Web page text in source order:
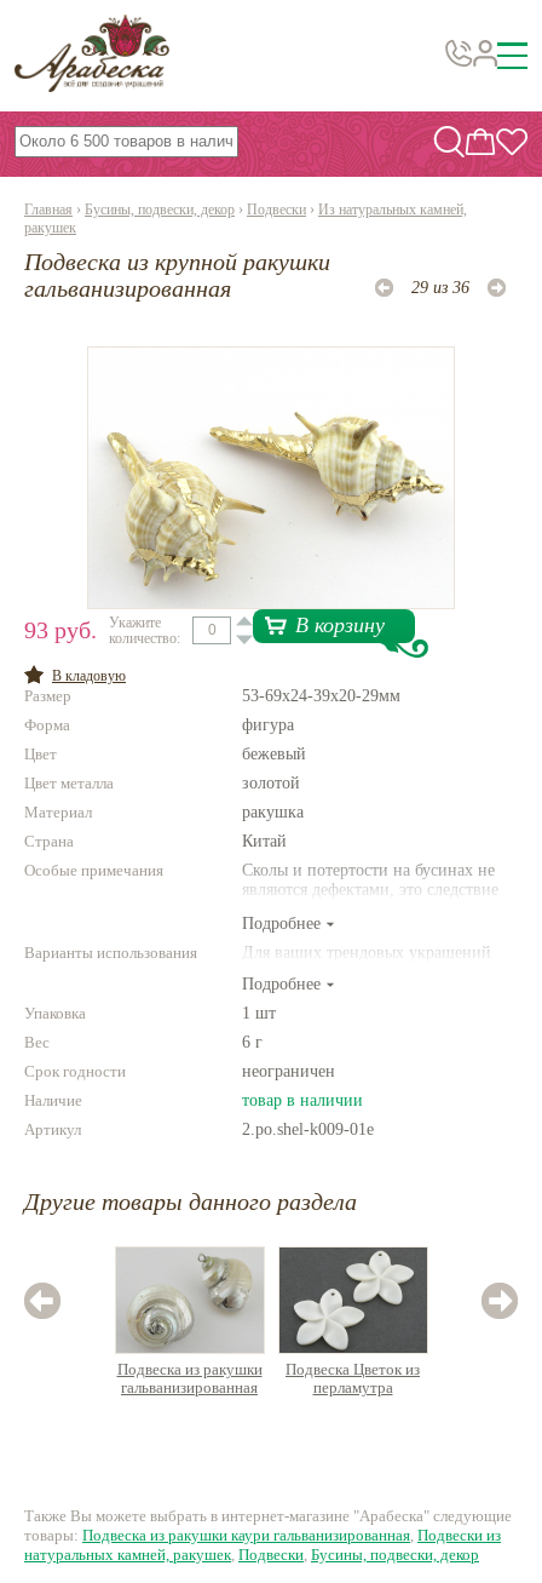
Бусины, подвески, декор
Бисер
Вышивка украшений
Фурнитура
Инструменты и материалы
Шнуры, ленты, нитки
По темам и сезонам
Бисер TOHO
Нетемнеющая фурнитура
Всё для вышивки
Проволока
Натуральные камни
Новинки!
Фотофорум
О магазине
Главная › Бусины, подвески, декор › Подвески › Из натуральных камней,
ракушек
Подвеска из крупной ракушки
гальванизированная
29 из 36
93 руб.
Укажите
количество:
В корзину
В кладовую
Размер
53-69x24-39x20-29мм
Форма
фигура
Цвет
бежевый
Цвет металла
золотой
Материал
ракушка
Страна
Китай
Особые примечания
Сколы и потертости на бусинах не
являются дефектами, это следствие
природного камня. Цвет и размер
товара может отличаться от
Подробнее
Варианты использования
Для ваших трендовых украшений
Подробнее
Упаковка
1 шт
Вес
6 г
Срок годности
неограничен
Наличие
товар в наличии
Артикул
2.po.shel-k009-01e
Другие товары данного раздела
Подвеска из ракушки
гальванизированная
Подвеска Цветок из
перламутра
Также Вы можете выбрать в интернет-магазине "Арабеска" следующие
товары: Подвеска из ракушки каури гальванизированная, Подвески из
натуральных камней, ракушек, Подвески, Бусины, подвески, декор